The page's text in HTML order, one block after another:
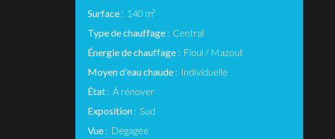
Surface
140 m²
Type de chauffage
Central
Énergie de chauffage
Fioul / Mazout
Moyen d'eau chaude
Individuelle
État
À rénover
Exposition
Sud
Vue
Dégagée